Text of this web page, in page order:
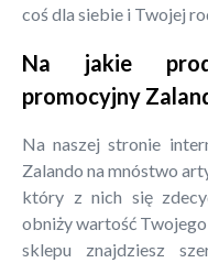
coś dla siebie i Twojej
Na jakie
promocyjny
Na naszej stronie
Zalando na mnóstwo
który z nich się
obniży wartość
sklepu znajdziesz